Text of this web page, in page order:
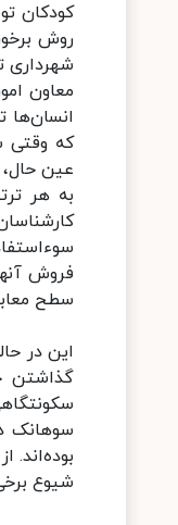
کودکان
روش
شهرداری
معاون
انسان‌ها
که وقتی
عین
به هر
فروش
سطح
این در
گذاشتن
سوهانک
شیوع